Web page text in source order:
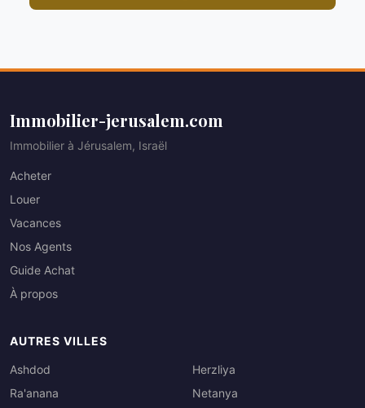
Immobilier-jerusalem.com
Immobilier à Jérusalem, Israël
Acheter
Louer
Vacances
Nos Agents
Guide Achat
À propos
AUTRES VILLES
Ashdod
Ra'anana
Herzliya
Netanya